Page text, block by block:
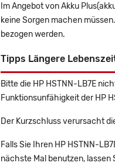
Im Angebot von Akku
keine Sorgen machen
bezogen werden.
Tipps Längere
Bitte die HP HSTNN-LB7E
Funktionsunfähigkeit der HP
Der Kurzschluss verursacht
Falls Sie Ihren HP HSTNN-
nächste Mal benutzen,